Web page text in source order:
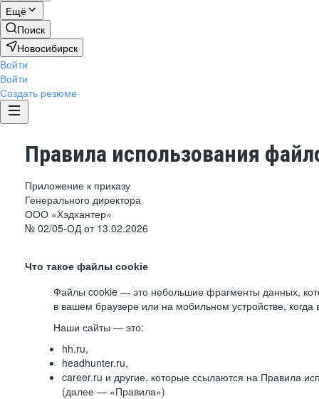
Ещё
Поиск
Новосибирск
Войти
Войти
Создать резюме
Правила использования
Приложение к приказу
Генерального директора
ООО «Хэдхантер»
№ 02/05-ОД от 13.02.2026
Что такое файлы cookie
Файлы cookie — это небольшие фрагменты данных,
в вашем браузере или на мобильном устройстве,
Наши сайты — это:
hh.ru,
headhunter.ru,
career.ru и другие, которые ссылаются на Правила
(далее — «Правила»)